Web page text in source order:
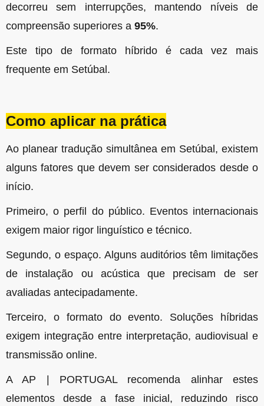
decorreu sem interrupções, mantendo níveis de
compreensão superiores a 95%.
Este tipo de formato híbrido é cada vez mais
frequente em Setúbal.
Como aplicar na prática
Ao planear tradução simultânea em Setúbal, existem
alguns fatores que devem ser considerados desde o
início.
Primeiro, o perfil do público. Eventos internacionais
exigem maior rigor linguístico e técnico.
Segundo, o espaço. Alguns auditórios têm limitações
de instalação ou acústica que precisam de ser
avaliadas antecipadamente.
Terceiro, o formato do evento. Soluções híbridas
exigem integração entre interpretação, audiovisual e
transmissão online.
A AP | PORTUGAL recomenda alinhar estes
elementos desde a fase inicial, reduzindo risco